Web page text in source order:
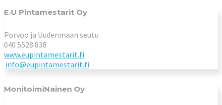
E.U Pintamestarit Oy
Porvoo ja Uudenmaan seutu
040 5528 838
www.eupintamestarit.fi
info@eupintamestarit.fi
MonitoimiNainen Oy